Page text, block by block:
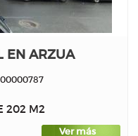
EN ARZUA
202 M2
Ver más